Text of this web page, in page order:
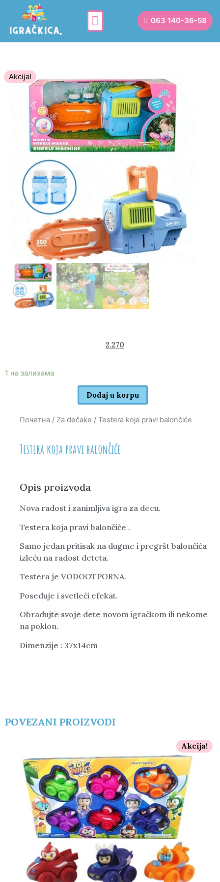
063 140-36-58
Akcija!
2.270
1 на залихама
Dodaj u korpu
Почетна / Za dečake / Testera koja pravi balončiće
Testera koja pravi balončiće
Opis proizvoda
Nova radost i zanimljiva igra za decu.
Testera koja pravi balončiće .
Samo jedan pritisak na dugme i pregršt balončića
izleću na radost deteta.
Testera je VODOOTPORNA.
Poseduje i svetleći efekat.
Obradujte svoje dete novom igračkom ili nekome
na poklon.
Dimenzije : 37x14cm
POVEZANI PROIZVODI
Akcija!